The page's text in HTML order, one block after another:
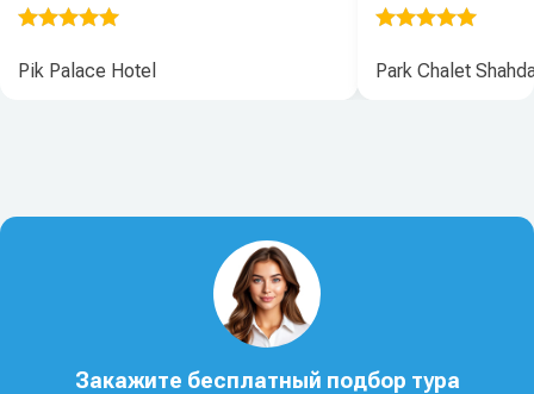
Pik Palace Hotel Park Chalet
Закажите бесплатный подбор тура